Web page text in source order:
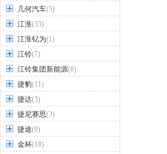
几何汽车(5)
江淮(33)
江淮钇为(1)
江铃(7)
江铃集团新能源(8)
捷豹(11)
捷达(3)
捷尼赛思(3)
捷途(9)
金杯(18)